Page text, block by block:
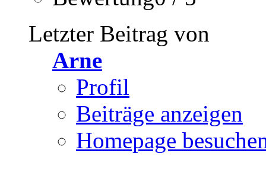
Letzter Beitrag von
Arne
Profil
Beiträge anzeigen
Homepage